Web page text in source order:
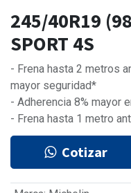
245/40R19
SPORT 4S
- Frena hasta 2 metros
mayor seguridad*
- Adherencia 8% mayor
- Frena hasta 1 metro
Cotizar